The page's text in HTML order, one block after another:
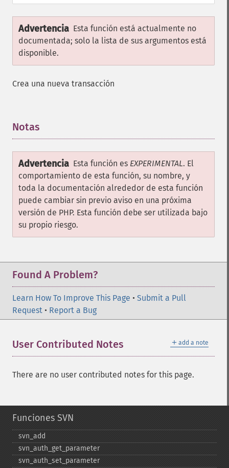
Advertencia Esta función está actualmente no
documentada; solo la lista de sus argumentos está
disponible.
Crea una nueva transacción
Notas
Advertencia Esta función es EXPERIMENTAL. El
comportamiento de esta función, su nombre, y
toda la documentación alrededor de esta función
puede cambiar sin previo aviso en una próxima
versión de PHP. Esta función debe ser utilizada bajo
su propio riesgo.
Found A Problem?
Learn How To Improve This Page • Submit a Pull
Request • Report a Bug
＋ add a note
User Contributed Notes
There are no user contributed notes for this page.
Funciones SVN
svn_​add
svn_​auth_​get_​parameter
svn_​auth_​set_​parameter